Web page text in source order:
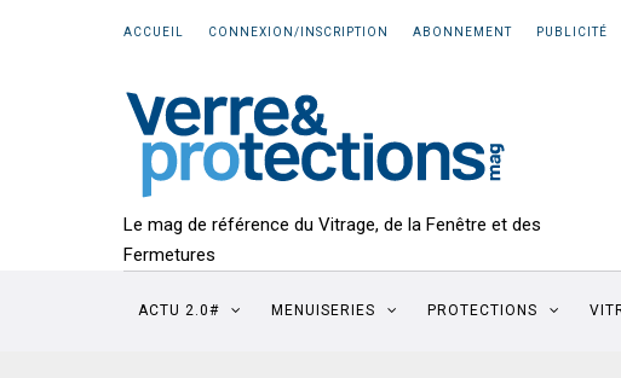
ACCUEIL CONNEXION/INSCRIPTION ABONNEMENT PUBLICITÉ
Le mag de référence du Vitrage, de la Fenêtre et des
Fermetures
ACTU 2.0# MENUISERIES PROTECTIONS